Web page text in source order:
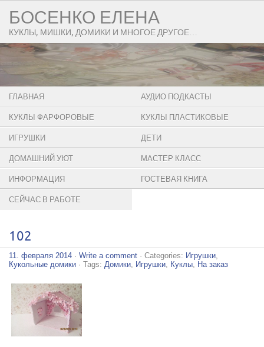
БОСЕНКО ЕЛЕНА
КУКЛЫ, МИШКИ, ДОМИКИ И МНОГОЕ ДРУГОЕ…
ГЛАВНАЯ АУДИО ПОДКАСТЫ
КУКЛЫ ФАРФОРОВЫЕ КУКЛЫ ПЛАСТИКОВЫЕ
ИГРУШКИ ДЕТИ
ДОМАШНИЙ УЮТ МАСТЕР КЛАСС
ИНФОРМАЦИЯ ГОСТЕВАЯ КНИГА
СЕЙЧАС В РАБОТЕ
102
11. февраля 2014 · Write a comment · Categories: Игрушки
Кукольные домики · Tags: Домики Игрушки Куклы На заказ